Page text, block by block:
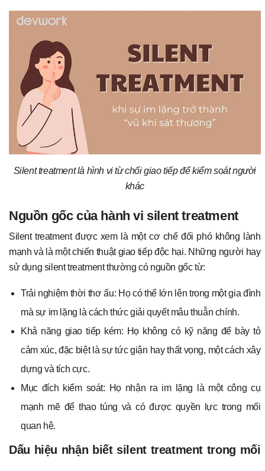
Silent treatment là hình vi từ chối giao tiếp để kiểm soát người
khác
Nguồn gốc của hành vi silent treatment
Silent treatment được xem là một cơ chế đối phó không lành
mạnh và là một chiến thuật giao tiếp độc hại. Những người hay
sử dụng silent treatment thường có nguồn gốc từ:
Trải nghiệm thời thơ ấu: Họ có thể lớn lên trong một gia đình
mà sự im lặng là cách thức giải quyết mâu thuẫn chính.
Khả năng giao tiếp kém: Họ không có kỹ năng để bày tỏ
cảm xúc, đặc biệt là sự tức giận hay thất vọng, một cách xây
dựng và tích cực.
Mục đích kiểm soát: Họ nhận ra im lặng là một công cụ
mạnh mẽ để thao túng và có được quyền lực trong mối
quan hệ.
Dấu hiệu nhận biết silent treatment trong mối